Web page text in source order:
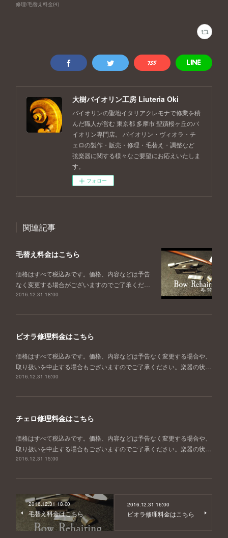
修理/毛替え料金(4)
大樹バイオリン工房 Liuteria Oki
バイオリンの聖地イタリアクレモナで修業を積
んだ職人が営む 東京都 多摩市 聖蹟桜ヶ丘のバ
イオリン専門店。 バイオリン・ヴィオラ・チ
ェロの製作・販売・修理・毛替え・調整など
弦楽器に関する様々なご要望にお応えいたしま
す。
フォロー
関連記事
毛替え料金はこちら
価格はすべて税込みです。価格、内容などは予告
なく変更する場合がございますのでご了承くだ…
2016.12.31 18:00
ビオラ修理料金はこちら
価格はすべて税込みです。価格、内容などは予告なく変更する場合や、
取り扱いを中止する場合もございますのでご了承ください。楽器の状…
2016.12.31 16:00
チェロ修理料金はこちら
価格はすべて税込みです。価格、内容などは予告なく変更する場合や、
取り扱いを中止する場合もございますのでご了承ください。楽器の状…
2016.12.31 15:00
2016.12.31 18:00
毛替え料金はこちら
2016.12.31 16:00
ビオラ修理料金はこちら